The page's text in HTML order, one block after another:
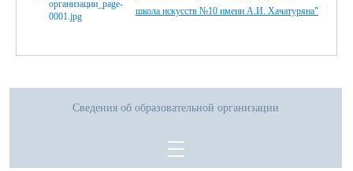
школа искусств №10 имени А.И. Хачатуряна"
Сведения об образовательной организации